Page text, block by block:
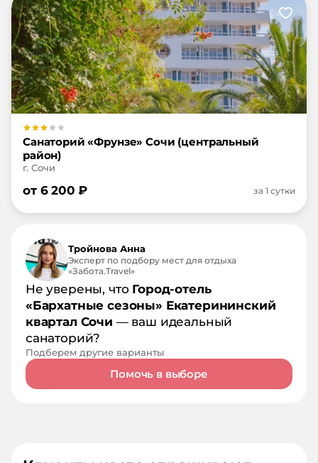
Санаторий «Фрунзе» Сочи (центральный
район)
г. Сочи
от 6 200 ₽ за 1 сутки
Тройнова Анна
Эксперт по подбору мест для отдыха
«Забота.Travel»
Не уверены, что Город-отель
«Бархатные сезоны» Екатерининский
квартал Сочи — ваш идеальный
санаторий?
Подберем другие варианты
Помочь в выборе